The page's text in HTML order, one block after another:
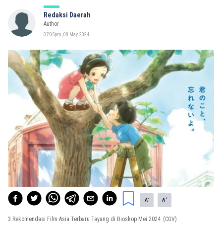
Redaksi Daerah
Author
07:05pm, 08 May, 2024
A- A+
3 Rekomendasi Film Asia Terbaru Tayang di Bioskop Mei 2024 (CGV)